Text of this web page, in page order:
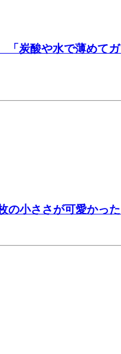
炭酸や水で薄めて
小ささが可愛かった